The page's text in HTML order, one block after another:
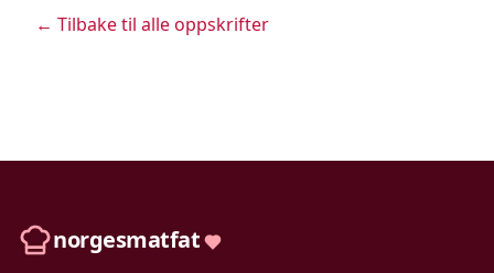
← Tilbake til alle oppskrifter
norgesmatfat